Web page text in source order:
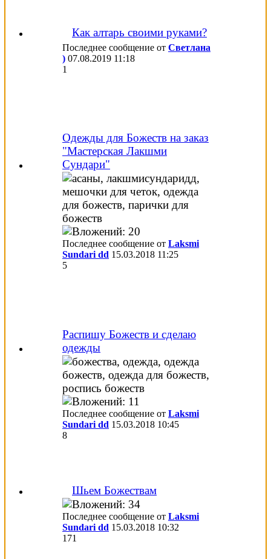
Как алтарь своими руками?
Последнее сообщение от Светлана
) 07.08.2019 11:18
1
Одежды для Божеств на заказ
"Мастерская Лакшми
Сундари"
Последнее сообщение от Laksmi
Sundari dd 15.03.2018 11:25
5
Распишу Божеств и сделаю
одежды
Последнее сообщение от Laksmi
Sundari dd 15.03.2018 10:45
8
Шьем Божествам
Последнее сообщение от Laksmi
Sundari dd 15.03.2018 10:32
171